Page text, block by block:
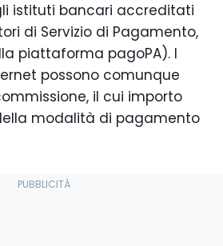
istituti bancari accreditati
di Servizio di Pagamento,
piattaforma pagoPA). I
possono comunque
il cui importo
modalità di pagamento